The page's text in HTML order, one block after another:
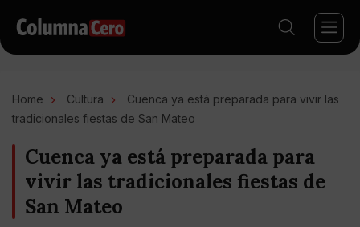
Home Cultura
Cuenca ya está preparada para vivir las
tradicionales fiestas de San Mateo
Cuenca ya está preparada para
vivir las tradicionales fiestas de
San Mateo